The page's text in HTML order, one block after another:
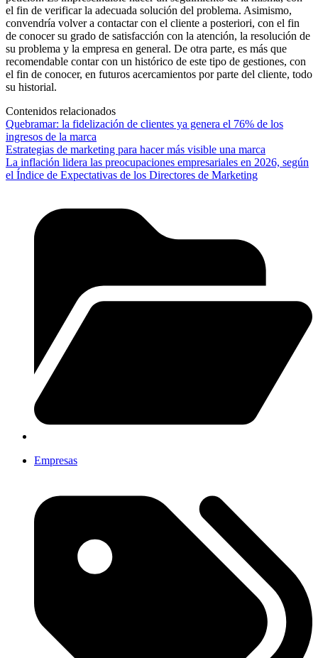
el fin de verificar la adecuada solución del problema. Asimismo,
convendría volver a contactar con el cliente a posteriori, con el fin
de conocer su grado de satisfacción con la atención, la resolución de
su problema y la empresa en general. De otra parte, es más que
recomendable contar con un histórico de este tipo de gestiones, con
el fin de conocer, en futuros acercamientos por parte del cliente, todo
su historial.
Contenidos relacionados
Quebramar: la fidelización de clientes ya genera el 76% de los
ingresos de la marca
Estrategias de marketing para hacer más visible una marca
La inflación lidera las preocupaciones empresariales en 2026, según
el Índice de Expectativas de los Directores de Marketing
Empresas